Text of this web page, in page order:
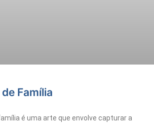
Família
é uma arte que envolve capturar a